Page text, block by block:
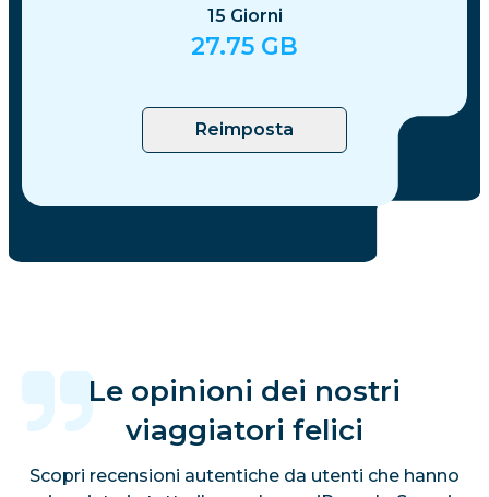
15 Giorni
27.75 GB
Reimposta
Le opinioni dei nostri
viaggiatori felici
Scopri recensioni autentiche da utenti che hanno